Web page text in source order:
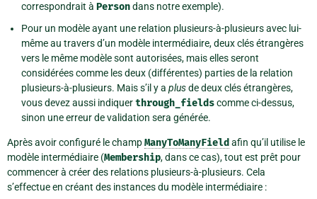
correspondrait à Persondans notre exemple).
Pour un modèle ayant une relation plusieurs-à-plusieurs avec lui-
même au travers d’un modèle intermédiaire, deux clés étrangères
vers le même modèle sont autorisées, mais elles seront
considérées comme les deux (différentes) parties de la relation
plusieurs-à-plusieurs. Mais s’il y a plusde deux clés étrangères,
vous devez aussi indiquerthrough_fieldscomme ci-dessus,
sinon une erreur de validation sera générée.
Après avoir configuré le champManyToManyField afin qu’il utilise le
modèle intermédiaire (Membership, dans ce cas), tout est prêt pour
commencer à créer des relations plusieurs-à-plusieurs. Cela
s’effectue en créant des instances du modèle intermédiaire :